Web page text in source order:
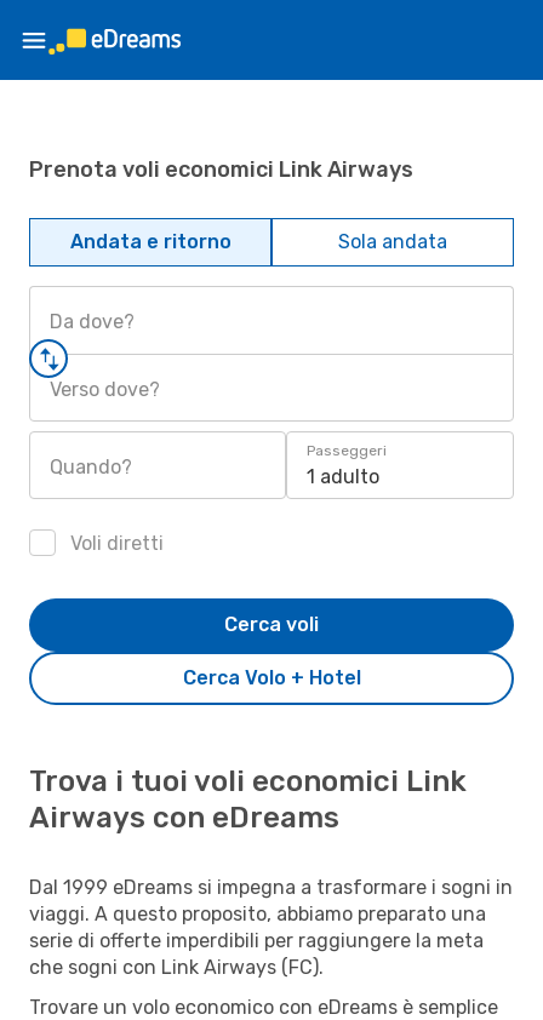
Prenota voli economici Link Airways
Andata e ritorno Sola andata
Da dove?
Verso dove?
Quando?
Passeggeri
1 adulto
Voli diretti
Cerca Volo + Hotel
Cerca voli
Trova i tuoi voli economici Link
Airways con eDreams
Dal 1999 eDreams si impegna a trasformare i sogni in
viaggi. A questo proposito, abbiamo preparato una
serie di offerte imperdibili per raggiungere la meta
che sogni con Link Airways (FC).
Trovare un volo economico con eDreams è semplice